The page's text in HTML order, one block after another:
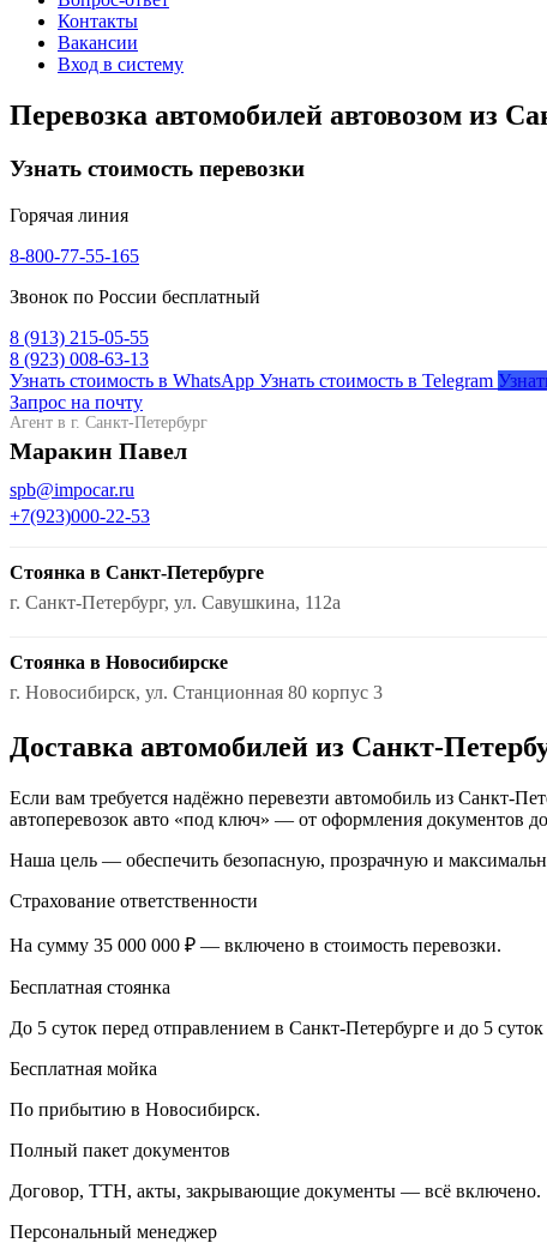
Контакты
Вакансии
Вход в систему
Перевозка автомобилей автовозом из
Узнать стоимость перевозки
Горячая линия
8-800-77-55-165
Звонок по России бесплатный
8 (913) 215-05-55
8 (923) 008-63-13
Узнать стоимость в WhatsApp Узнать стоимость в Telegram
Запрос на почту
Агент в г. Санкт-Петербург
Маракин Павел
spb@impocar.ru
+7(923)000-22-53
Стоянка в Санкт-Петербурге
г. Санкт-Петербург, ул. Савушкина, 112а
Стоянка в Новосибирске
г. Новосибирск, ул. Станционная 80 корпус 3
Доставка автомобилей из Санкт-
Если вам требуется надёжно перевезти автомобиль из Санкт-
автоперевозок авто «под ключ» — от оформления документов
Наша цель — обеспечить безопасную, прозрачную и
Страхование ответственности
На сумму 35 000 000 ₽ — включено в стоимость перевозки.
Бесплатная стоянка
До 5 суток перед отправлением в Санкт-Петербурге и до 5
Бесплатная мойка
По прибытию в Новосибирск.
Полный пакет документов
Договор, ТТН, акты, закрывающие документы — всё включено.
Персональный менеджер